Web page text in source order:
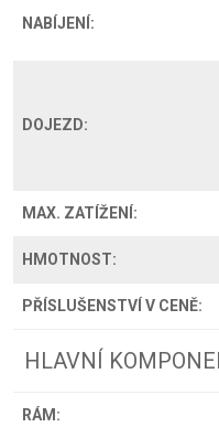
NABÍJENÍ:
DOJEZD:
MAX. ZATÍŽENÍ:
HMOTNOST:
PŘÍSLUŠENSTVÍ V CENĚ:
HLAVNÍ
RÁM: